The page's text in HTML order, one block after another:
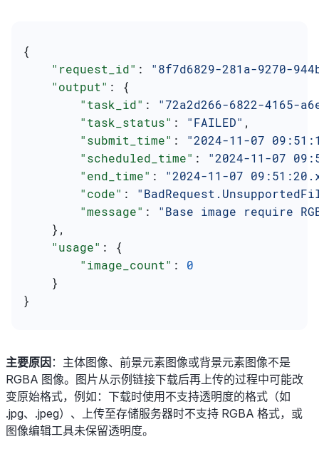
{
    "request_id"
: "8f7d6829-281a-9270-
    "output"
: {
        "task_id"
: "72a2d266-6822-4165-
        "task_status"
: "FAILED" ,
        "submit_time"
: "2024-11-07
        "scheduled_time"
: "2024-11-07
        "end_time"
: "2024-11-07
        "code"
:
        "message"
: "Base image require
    },
    "usage"
: {
        "image_count"
: 0
    }
}
主要原因 ：主体图像、前景元素图像或背景元素图像不是
RGBA 图像。图片从示例链接下载后再上传的过程中可能改
变原始格式，例如：下载时使用不支持透明度的格式（如
.jpg、.jpeg）、上传至存储服务器时不支持 RGBA 格式，或
图像编辑工具未保留透明度。